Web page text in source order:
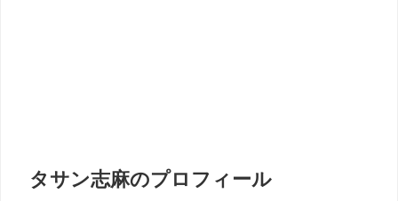
タサン志麻のプロフィール